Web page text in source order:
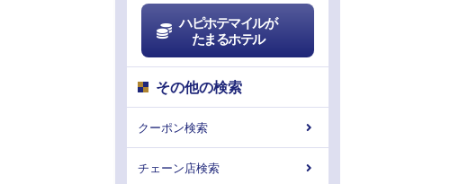
ハピホテマイルが
たまるホテル
その他の検索
クーポン検索
チェーン店検索